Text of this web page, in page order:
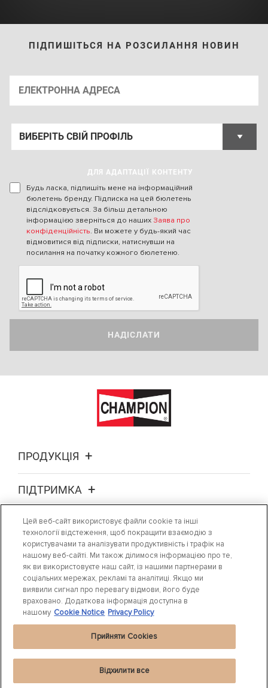
ПІДПИШІТЬСЯ НА РОЗСИЛАННЯ НОВИН
ДЛЯ АДАПТАЦІЇ КОНТЕНТУ
Будь ласка, підпишіть мене на інформаційний
бюлетень бренду. Підписка на цей бюлетень
відслідковується. За більш детальною
інформацією зверніться до наших Заява про
конфіденційність. Ви можете у будь-який час
відмовитися від підписки, натиснувши на
посилання на початку кожного бюлетеню.
НАДІСЛАТИ
ПРОДУКЦІЯ
ПІДТРИМКА
ПРО НАС
ДЕ ПРИДБАТИ
НОВИНИ
Заява про конфіденційність|Cookie Settings
використовуються
Цей веб-сайт використовує файли cookie та інші
технології відстеження, щоб покращити взаємодію з
користувачами та аналізувати продуктивність і трафік на
нашому веб-сайті. Ми також ділимося інформацією про те,
як ви використовуєте наш сайт, із нашими партнерами в
соціальних мережах, рекламі та аналітиці. Якщо ми
виявили сигнал про перевагу відмови, його буде
враховано. Додаткова інформація доступна в
нашому Cookie Notice Privacy Policy
Відхилити все
Прийняти Cookies